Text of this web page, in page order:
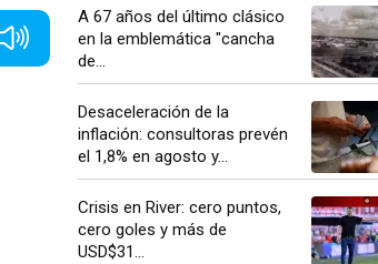
A 67 años del último clásico
en la emblemática "cancha
de...
Desaceleración de la
inflación: consultoras prevén
el 1,8% en agosto y...
Crisis en River: cero puntos,
cero goles y más de
USD$31...